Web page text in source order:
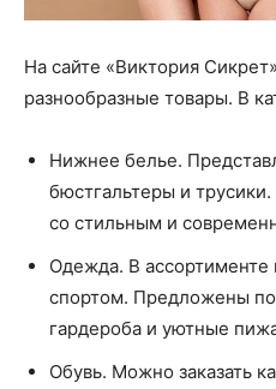
На сайте «Виктория
разнообразные товары. В
Нижнее белье.
бюстгальтеры и
со стильным и
Одежда. В ассортименте
спортом. Предложены
гардероба и уютные
Обувь. Можно заказать